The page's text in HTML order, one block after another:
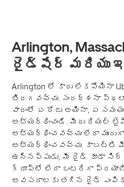
Arlington,
రైడ్‌షేర్ మరియు
Arlington లో కారు లేకపోయినా
తిరగవచ్చు. సందర్శనా
వారంలో ఏ రోజు అయినా, ఏ
అభ్యర్థించండి. మీరు రియల్
అభ్యర్థించవచ్చు లేదా
అభ్యర్థించవచ్చు. కాబట్టి
ఉన్నప్పుడు, మీ రైడ్ కూడా
గ్రూప్؜లో లేదా ఒంటరిగా ప్రయాణిస్తున్నా, మీ
అవసరాలకు తగిన రైడ్